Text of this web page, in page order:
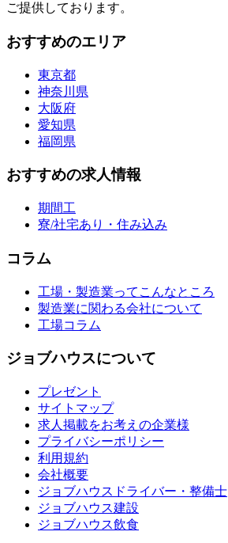
ご提供しております。
おすすめのエリア
東京都
神奈川県
大阪府
愛知県
福岡県
おすすめの求人情報
期間工
寮/社宅あり・住み込み
コラム
工場・製造業ってこんなところ
製造業に関わる会社について
工場コラム
ジョブハウスについて
プレゼント
サイトマップ
求人掲載をお考えの企業様
プライバシーポリシー
利用規約
会社概要
ジョブハウスドライバー・整備士
ジョブハウス建設
ジョブハウス飲食